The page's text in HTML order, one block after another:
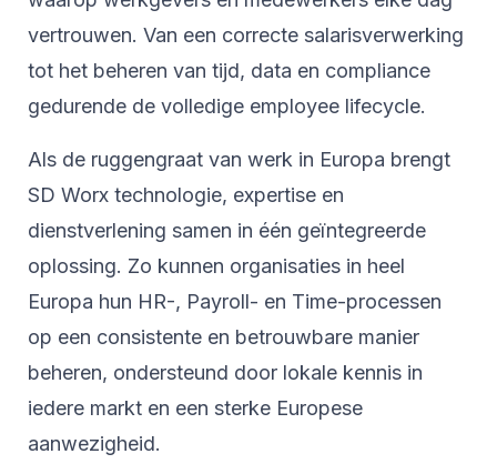
vertrouwen. Van een correcte salarisverwerking
tot het beheren van tijd, data en compliance
gedurende de volledige employee lifecycle.
Als de ruggengraat van werk in Europa brengt
SD Worx technologie, expertise en
dienstverlening samen in één geïntegreerde
oplossing. Zo kunnen organisaties in heel
Europa hun HR-, Payroll- en Time-processen
op een consistente en betrouwbare manier
beheren, ondersteund door lokale kennis in
iedere markt en een sterke Europese
aanwezigheid.